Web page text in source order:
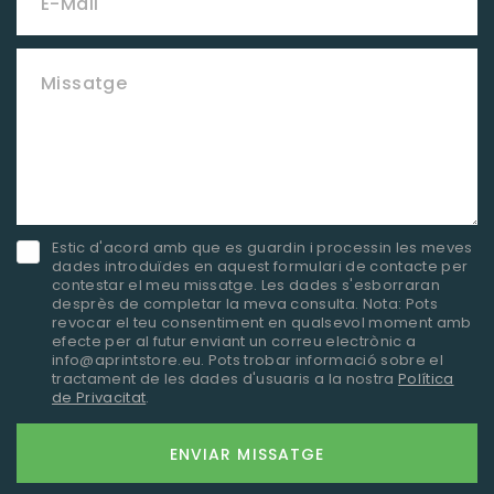
Missatge
Estic d'acord amb que es guardin i processin les meves
dades introduïdes en aquest formulari de contacte per
contestar el meu missatge. Les dades s'esborraran
desprès de completar la meva consulta. Nota: Pots
revocar el teu consentiment en qualsevol moment amb
efecte per al futur enviant un correu electrònic a
info@aprintstore.eu. Pots trobar informació sobre el
tractament de les dades d'usuaris a la nostra Política
de Privacitat.
ENVIAR MISSATGE